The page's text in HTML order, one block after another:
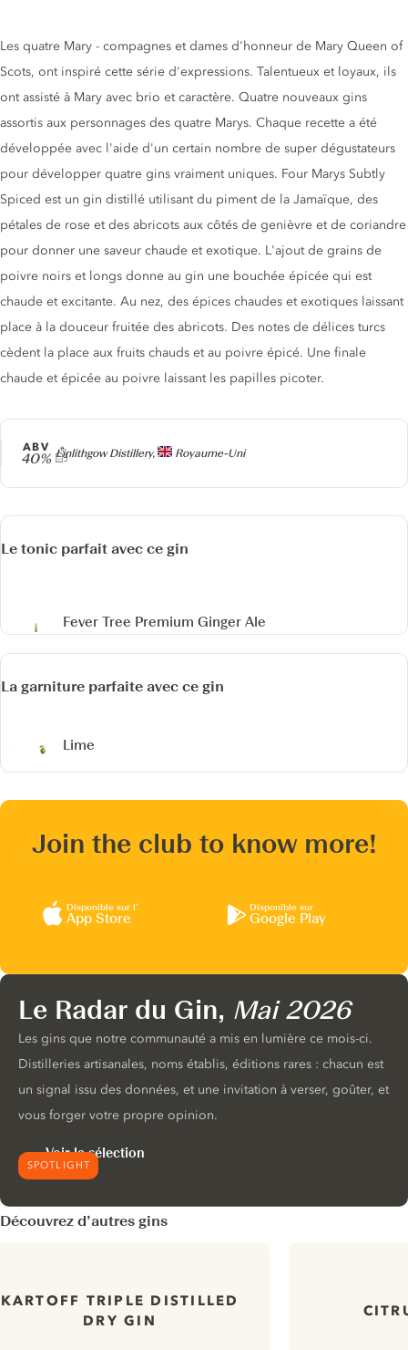
Producteur
Linlithgow Distillery, Royaume-Uni
ABV
40%
Description du gin
Les quatre Mary - compagnes et dames d'honneur de Mary Queen of
Scots, ont inspiré cette série d'expressions. Talentueux et loyaux, ils
ont assisté à Mary avec brio et caractère. Quatre nouveaux gins
assortis aux personnages des quatre Marys. Chaque recette a été
développée avec l'aide d'un certain nombre de super dégustateurs
pour développer quatre gins vraiment uniques. Four Marys Subtly
Spiced est un gin distillé utilisant du piment de la Jamaïque, des
pétales de rose et des abricots aux côtés de genièvre et de coriandre
pour donner une saveur chaude et exotique. L'ajout de grains de
poivre noirs et longs donne au gin une bouchée épicée qui est
chaude et excitante. Au nez, des épices chaudes et exotiques laissant
place à la douceur fruitée des abricots. Des notes de délices turcs
cèdent la place aux fruits chauds et au poivre épicé. Une finale
chaude et épicée au poivre laissant les papilles picoter.
Le tonic parfait avec ce gin
Fever Tree Premium Ginger Ale
La garniture parfaite avec ce gin
Lime
Join the club to know more!
Disponible sur l’
App Store
Disponible sur
Google Play
SPOTLIGHT
Le Radar du Gin, Mai 2026
Les gins que notre communauté a mis en lumière ce mois-ci.
Distilleries artisanales, noms établis, éditions rares : chacun est
un signal issu des données, et une invitation à verser, goûter, et
vous forger votre propre opinion.
Voir la sélection
Découvrez d’autres gins
KARTOFF TRIPLE DISTILLED
DRY GIN